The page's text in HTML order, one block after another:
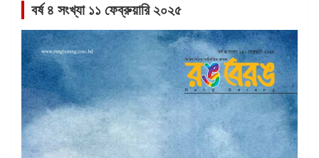
বর্ষ ৪ সংখ্যা ১১ ফেব্রুয়ারি ২০২৫